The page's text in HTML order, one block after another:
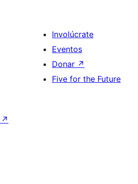
Involúcrate
Eventos
Donar ↗
Five for the Future
↗